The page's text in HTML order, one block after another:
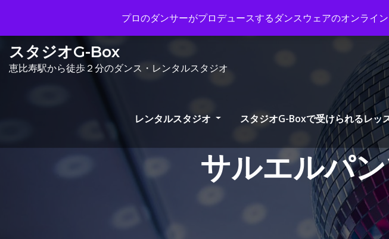
Mon - Sun 10.00 - 23.00 info@gbox-tango.com +03-
スタジオG-Box
恵比寿駅から徒歩２分のダンス・レンタルスタジオ
レンタルスタジオ スタジオG-Boxで受けられるレッ
サルエルパ
プロのダンサーがプロデュースするダンスウェアのオンライ